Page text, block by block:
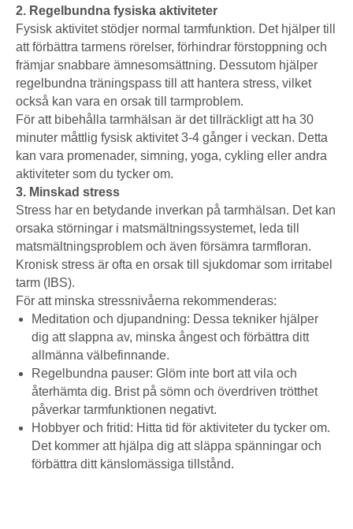
2. Regelbundna fysiska aktiviteter
Fysisk aktivitet stödjer normal tarmfunktion. Det hjälper till
att förbättra tarmens rörelser, förhindrar förstoppning och
främjar snabbare ämnesomsättning. Dessutom hjälper
regelbundna träningspass till att hantera stress, vilket
också kan vara en orsak till tarmproblem.
För att bibehålla tarmhälsan är det tillräckligt att ha 30
minuter måttlig fysisk aktivitet 3-4 gånger i veckan. Detta
kan vara promenader, simning, yoga, cykling eller andra
aktiviteter som du tycker om.
3. Minskad stress
Stress har en betydande inverkan på tarmhälsan. Det kan
orsaka störningar i matsmältningssystemet, leda till
matsmältningsproblem och även försämra tarmfloran.
Kronisk stress är ofta en orsak till sjukdomar som irritabel
tarm (IBS).
För att minska stressnivåerna rekommenderas:
Meditation och djupandning: Dessa tekniker hjälper
dig att slappna av, minska ångest och förbättra ditt
allmänna välbefinnande.
Regelbundna pauser: Glöm inte bort att vila och
återhämta dig. Brist på sömn och överdriven trötthet
påverkar tarmfunktionen negativt.
Hobbyer och fritid: Hitta tid för aktiviteter du tycker om.
Det kommer att hjälpa dig att släppa spänningar och
förbättra ditt känslomässiga tillstånd.